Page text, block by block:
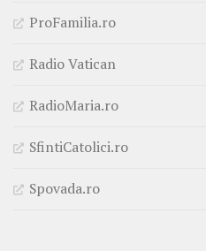
ProFamilia.ro
Radio Vatican
RadioMaria.ro
SfintiCatolici.ro
Spovada.ro